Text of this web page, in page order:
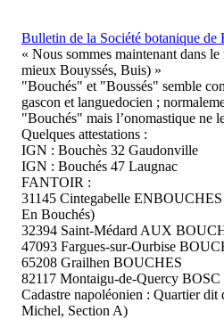
Bulletin de la Société botanique de
« Nous sommes maintenant dans
mieux Bouyssés, Buis) »
"Bouchés" et "Boussés" semble
gascon et languedocien ;
"Bouchés" mais l’onomastique ne
Quelques attestations :
IGN : Bouchès 32 Gaudonville
IGN : Bouchés 47 Laugnac
FANTOIR :
31145 Cintegabelle ENBOUCHES
En Bouchés)
32394 Saint-Médard AUX
47093 Fargues-sur-Ourbise
65208 Grailhen BOUCHES
82117 Montaigu-de-Quercy
Cadastre napoléonien : Quartier dit
Michel, Section A)